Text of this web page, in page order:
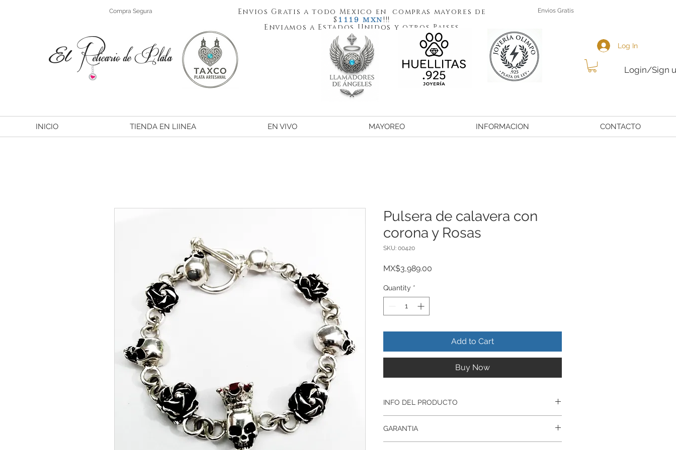
Compra Segura
Envios Gratis a todo Mexico en compras mayores de
$ 1119 MXN!!!
Enviamos a Estados Unidos y otros Paises
Envios Gratis
Login/Sign
Log In
INICIO TIENDA EN LIINEA EN VIVO MAYOREO INFORMACION CONTACTO
Pulsera de calavera con
corona y Rosas
SKU: 00420
MX$3,989.00
Quantity *
Add to Cart
Buy Now
INFO DEL PRODUCTO
ley.925
Todos nuestros productos estan realizados
GARANTIA